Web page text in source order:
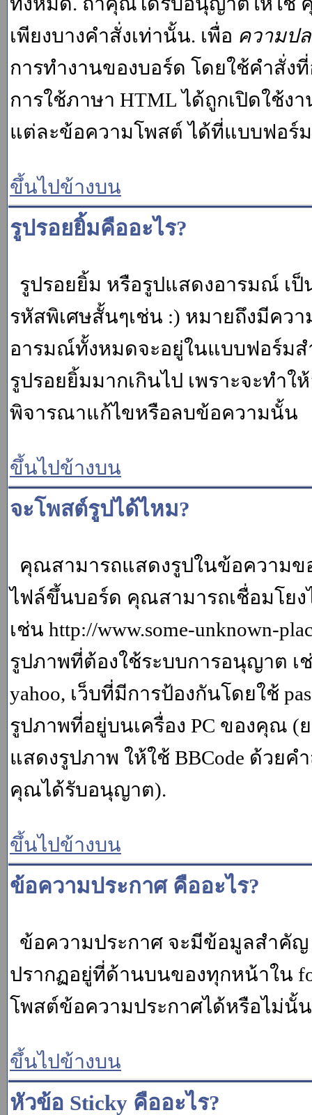
เพียงบางคำสั่งเท่านั้น. เพื่อ ความป
การทำงานของบอร์ด โดยใช้คำสั่ง
การใช้ภาษา HTML ได้ถูกเปิดใช้
แต่ละข้อความโพสต์ ได้ที่แบบฟอร์
ขึ้นไปข้างบน
รูปรอยยิ้มคืออะไร?
รูปรอยยิ้ม หรือรูปแสดงอารมณ์ เ
รหัสพิเศษสั้นๆเช่น :) หมายถึงมีคว
อารมณ์ทั้งหมดจะอยู่ในแบบฟอร์ม
รูปรอยยิ้มมากเกินไป เพราะจะทำใ
พิจารณาแก้ไขหรือลบข้อความนั้น
ขึ้นไปข้างบน
จะโพสต์รูปได้ไหม?
คุณสามารถแสดงรูปในข้อความ
ไฟล์ขึ้นบอร์ด คุณสามารถเชื่อมโยง
เช่น http://www.some-unknown-
รูปภาพที่ต้องใช้ระบบการอนุญาต เ
yahoo, เว็บที่มีการป้องกันโดยใช้
รูปภาพที่อยู่บนเครื่อง PC ของคุณ (
แสดงรูปภาพ ให้ใช้ BBCode ด้วย
คุณได้รับอนุญาต).
ขึ้นไปข้างบน
ข้อความประกาศ คืออะไร?
ข้อความประกาศ จะมีข้อมูลสำคั
ปรากฏอยู่ที่ด้านบนของทุกหน้าใน
โพสต์ข้อความประกาศได้หรือไม่นั้
ขึ้นไปข้างบน
หัวข้อ Sticky คืออะไร?